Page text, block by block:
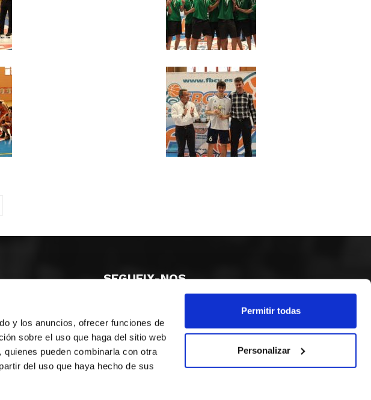
y los anuncios, ofrecer funciones de
sobre el uso que haga del sitio web
pueden combinarla con otra
del uso que haya hecho de sus
Permitir todas
Personalizar
SEGUEIX-NOS